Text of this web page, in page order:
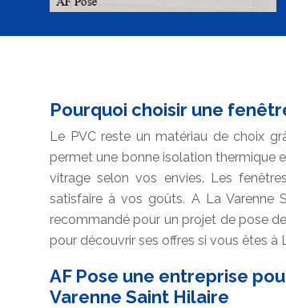
Pourquoi choisir une
Le PVC reste un matériau de choix
permet une bonne isolation thermique
vitrage selon vos envies. Les
satisfaire à vos goûts. A La Varenne
recommandé pour un projet de pose
pour découvrir ses offres si vous êtes à
AF Pose une entreprise
Varenne Saint Hilaire